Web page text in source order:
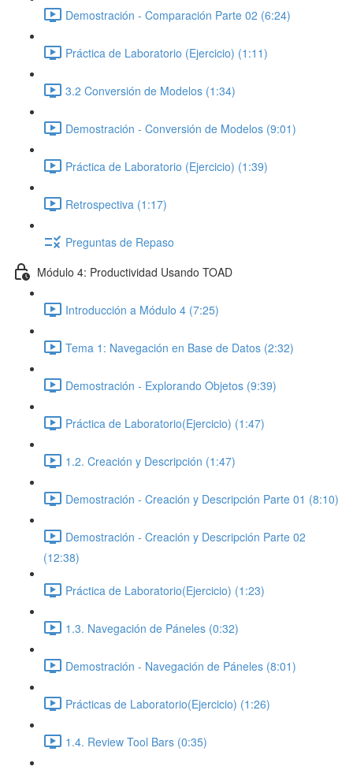
Demostración - Comparación Parte 02 (6:24)
Práctica de Laboratorio (Ejercicio) (1:11)
3.2 Conversión de Modelos (1:34)
Demostración - Conversión de Modelos (9:01)
Práctica de Laboratorio (Ejercicio) (1:39)
Retrospectiva (1:17)
Preguntas de Repaso
Módulo 4: Productividad Usando TOAD
Introducción a Módulo 4 (7:25)
Tema 1: Navegación en Base de Datos (2:32)
Demostración - Explorando Objetos (9:39)
Práctica de Laboratorio(Ejercicio) (1:47)
1.2. Creación y Descripción (1:47)
Demostración - Creación y Descripción Parte 01 (8:10)
Demostración - Creación y Descripción Parte 02
(12:38)
Práctica de Laboratorio(Ejercicio) (1:23)
1.3. Navegación de Páneles (0:32)
Demostración - Navegación de Páneles (8:01)
Prácticas de Laboratorio(Ejercicio) (1:26)
1.4. Review Tool Bars (0:35)